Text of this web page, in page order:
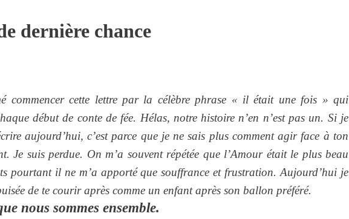
dernière chance
commencer cette lettre par la célèbre phrase « il était une fois » qui
début de conte de fée. Hélas, notre histoire n’en n’est pas un. Si je
aujourd’hui, c’est parce que je ne sais plus comment agir face à ton
Je suis perdue. On m’a souvent répétée que l’Amour était le plus beau
pourtant il ne m’a apporté que souffrance et frustration. Aujourd’hui je
de te courir après comme un enfant après son ballon préféré.
nous sommes ensemble.